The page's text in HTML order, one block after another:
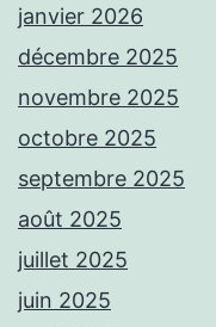
janvier 2026
décembre 2025
novembre 2025
octobre 2025
septembre 2025
août 2025
juillet 2025
juin 2025